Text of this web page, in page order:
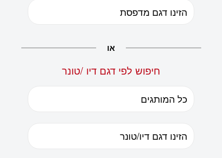
או
חיפוש לפי דגם דיו /טונר